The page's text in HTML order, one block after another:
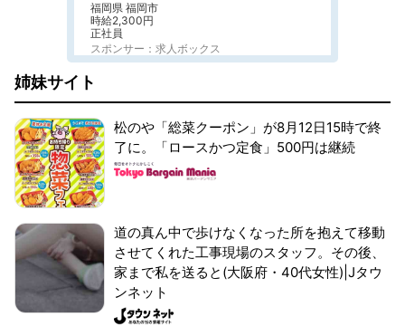
福岡県 福岡市
時給2,300円
正社員
スポンサー：求人ボックス
姉妹サイト
松のや「総菜クーポン」が8月12日15時で終
了に。「ロースかつ定食」500円は継続
道の真ん中で歩けなくなった所を抱えて移動
させてくれた工事現場のスタッフ。その後、
家まで私を送ると(大阪府・40代女性)|Jタウ
ンネット